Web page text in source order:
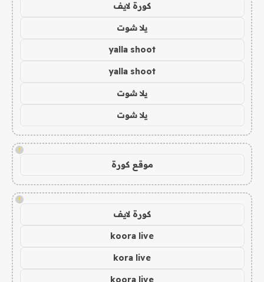
كورة لايف
يلا شوت
yalla shoot
yalla shoot
يلا شوت
يلا شوت
!
موقع كورة
!
كورة لايف
koora live
kora live
koora live